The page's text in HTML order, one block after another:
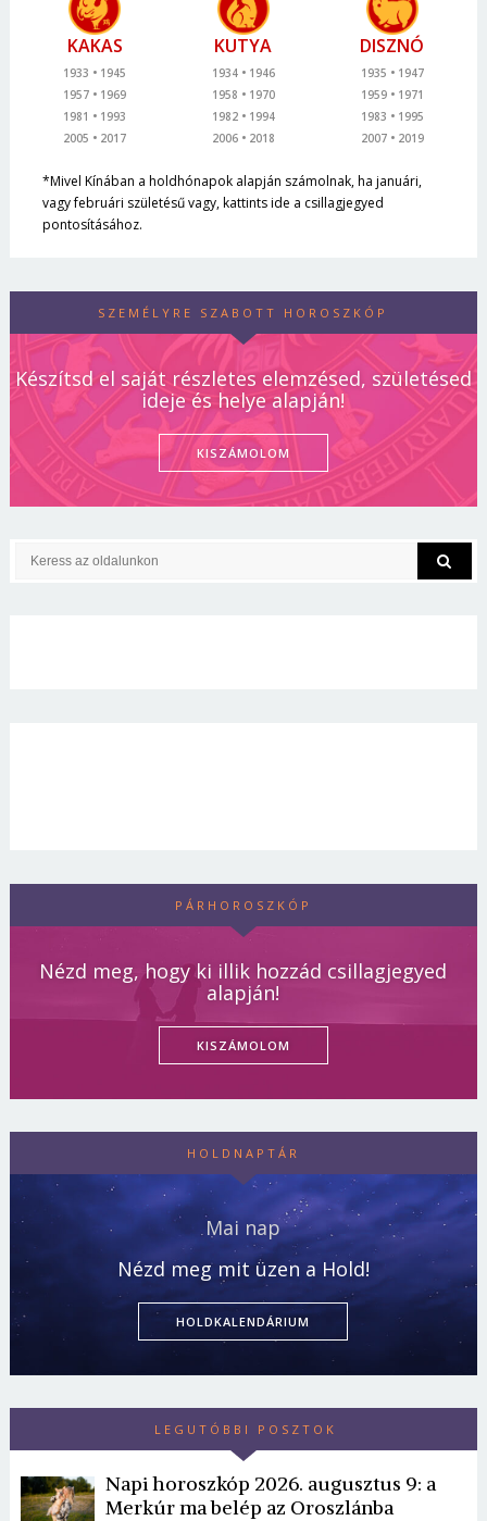
KAKAS
1933
1945
1957
1969
1981
1993
2005
2017
KUTYA
1934
1946
1958
1970
1982
1994
2006
2018
DISZNÓ
1935
1947
1959
1971
1983
1995
2007
2019
*Mivel Kínában a holdhónapok alapján számolnak, ha januári,
vagy februári születésű vagy, kattints ide a csillagjegyed
pontosításához.
SZEMÉLYRE SZABOTT HOROSZKÓP
Készítsd el saját részletes elemzésed, születésed
ideje és helye alapján!
KISZÁMOLOM
PÁRHOROSZKÓP
Nézd meg, hogy ki illik hozzád csillagjegyed
alapján!
KISZÁMOLOM
HOLDNAPTÁR
Mai nap
Nézd meg mit üzen a Hold!
HOLDKALENDÁRIUM
LEGUTÓBBI POSZTOK
Napi horoszkóp 2026. augusztus 9: a
Merkúr ma belép az Oroszlánba